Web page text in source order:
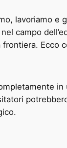
lavoriamo
campo
Ecco